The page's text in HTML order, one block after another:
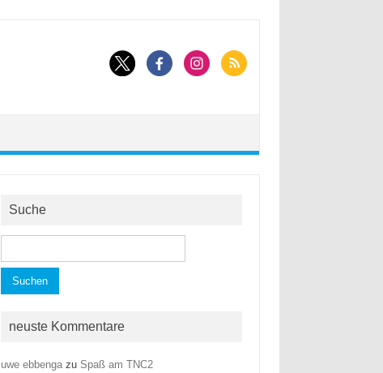
Suche
nach:
neuste Kommentare
uwe ebbenga zu Spaß am TNC2